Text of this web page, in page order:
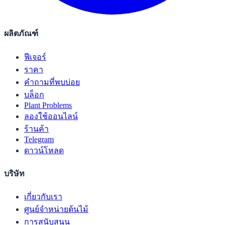
ผลิตภัณฑ์
ฟีเจอร์
ราคา
คำถามที่พบบ่อย
บล็อก
Plant Problems
ลองใช้ออนไลน์
ร้านค้า
Telegram
ดาวน์โหลด
บริษัท
เกี่ยวกับเรา
ศูนย์จำหน่ายต้นไม้
การสนับสนุน